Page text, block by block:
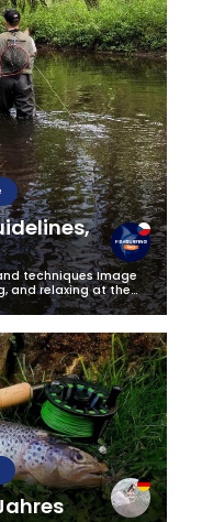
techniques Image
and relaxing at the
equipment and it can